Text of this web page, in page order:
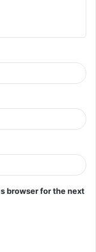
browser for the next